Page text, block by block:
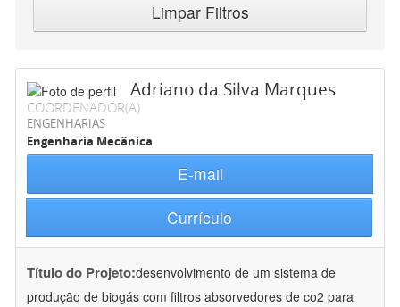
Limpar Filtros
Adriano da Silva Marques
COORDENADOR(A)
ENGENHARIAS
Engenharia Mecânica
E-mail
Currículo
Título do Projeto:desenvolvimento de um sistema de
produção de biogás com filtros absorvedores de co2 para